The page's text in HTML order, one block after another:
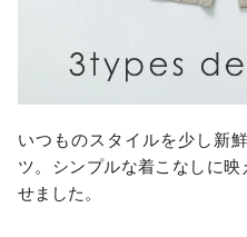
いつものスタイルを少し新
ツ。シンプルな着こなしに
せました。